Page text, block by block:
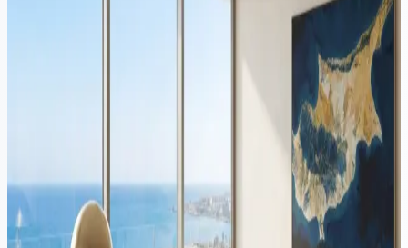
Przeprowadzka z Polski na Cypr wymaga skoordynowanego
planowania w obu jurysdykcjach. Ten przewodnik obejmuje polski
podatek od wyjścia, wyrejestrowanie, Yellow Slip, status Non-Dom
na Cyprze, zrewidowaną zasadę 60 dni i strukturyzację firmy na
Cyprze dla polskich przedsiębiorców w 2026 roku.
Imigracja·9 min czytania
Konwersja prawa jazdy na Cyprze: przewodnik na 2026 rok